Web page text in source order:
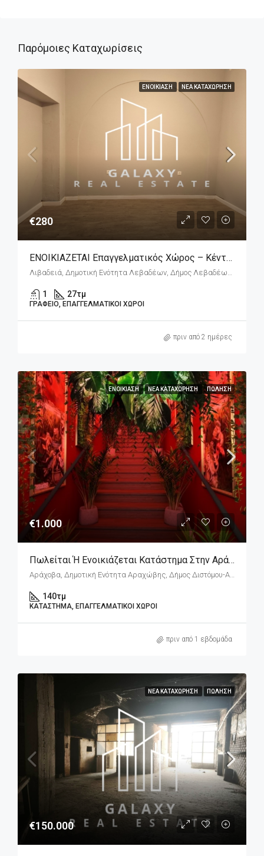
Παρόμοιες Καταχωρίσεις
ΕΝΟΙΚΊΑΣΗ ΝΈΑ ΚΑΤΑΧΏΡΗΣΗ
€280
ΕΝΟΙΚΙΑΖΕΤΑΙ Επαγγελματικός Χώρος – Κέντρο Λιβαδειάς, Πλησίον Δικαστικού Μεγάρου
Λιβαδειά, Δημοτική Ενότητα Λεβαδέων, Δήμος Λεβαδέων, Περιφερειακή Ενότητα Βοιωτίας, Περιφέρεια Στερεάς Ελλάδας, Αποκεντρωμένη Διοίκηση Θεσσαλίας - Στερεάς Ελλάδος, 321 00, Ελλάδα
1 27τμ
ΓΡΑΦΕΊΟ, ΕΠΑΓΓΕΛΜΑΤΙΚΟΊ ΧΏΡΟΙ
πριν από 2 ημέρες
ΕΝΟΙΚΊΑΣΗ ΝΈΑ ΚΑΤΑΧΏΡΗΣΗ ΠΏΛΗΣΗ
€1.000
Πωλείται Ή Ενοικιάζεται Κατάστημα Στην Αράχωβα – Πλατεία Λάκκα
Αράχοβα, Δημοτική Ενότητα Αραχώβης, Δήμος Διστόμου-Αράχοβας-Αντίκυρας, Περιφερειακή Ενότητα Βοιωτίας, Περιφέρεια Στερεάς Ελλάδας, Αποκεντρωμένη Διοίκηση Θεσσαλίας - Στερεάς Ελλάδος, 320 04, Ελλάδα
140τμ
ΚΑΤΆΣΤΗΜΑ, ΕΠΑΓΓΕΛΜΑΤΙΚΟΊ ΧΏΡΟΙ
πριν από 1 εβδομάδα
ΝΈΑ ΚΑΤΑΧΏΡΗΣΗ ΠΏΛΗΣΗ
€150.000